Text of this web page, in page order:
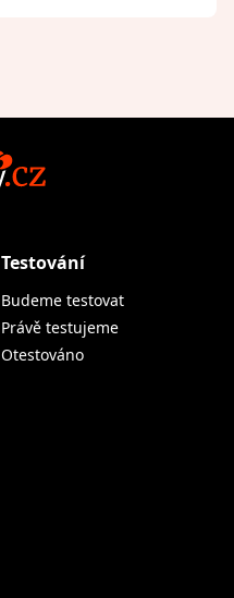
Testování
Budeme testovat
Právě testujeme
Otestováno